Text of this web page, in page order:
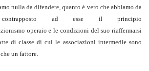
nulla da difendere, quanto è vero che abbiamo da
ad esse il principio
operaio e le condizioni del suo riaffermarsi
di classe di cui le associazioni intermedie sono
un fattore.